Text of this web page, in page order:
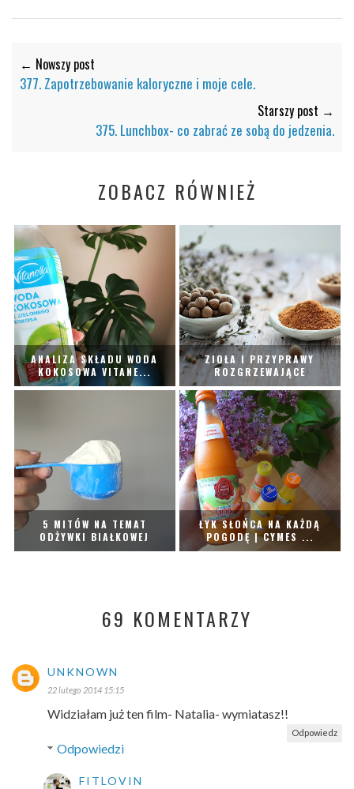
← Nowszy post
377. Zapotrzebowanie kaloryczne i moje cele.
Starszy post →
375. Lunchbox- co zabrać ze sobą do jedzenia.
ZOBACZ RÓWNIEŻ
ANALIZA SKŁADU WODA
KOKOSOWA VITANE...
ZIOŁA I PRZYPRAWY
ROZGRZEWAJĄCE
5 MITÓW NA TEMAT
ODŻYWKI BIAŁKOWEJ
ŁYK SŁOŃCA NA KAŻDĄ
POGODĘ | CYMES ...
69 KOMENTARZY
UNKNOWN
22 lutego 2014 15:15
Widziałam już ten film- Natalia- wymiatasz!!
Odpowiedz
Odpowiedzi
FITLOVIN